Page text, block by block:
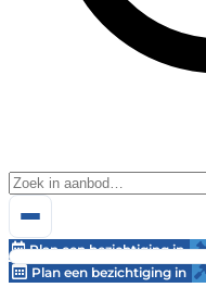
Plan een bezichtiging in
Plan een bezichtiging in